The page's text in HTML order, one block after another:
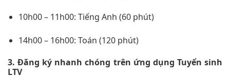
10h00 – 11h00: Tiếng Anh (60 phút)
14h00 – 16h00: Toán (120 phút)
3. Đăng ký nhanh chóng trên ứng dụng Tuyển sinh
LTV